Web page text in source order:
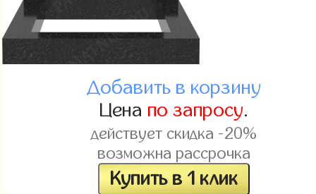
Добавить в корзину
Цена по запросу.
действует скидка -20%
возможна рассрочка
Купить в 1 клик